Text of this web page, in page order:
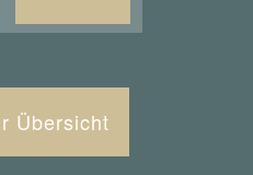
Übersicht